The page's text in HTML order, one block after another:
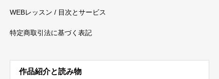
WEBレッスン / 目次とサービス
特定商取引法に基づく表記
作品紹介と読み物